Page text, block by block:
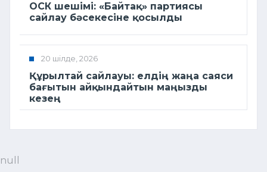
ОСК шешімі: «Байтақ» партиясы
сайлау бәсекесіне қосылды
20 шілде, 2026
Құрылтай сайлауы: елдің жаңа саяси
бағытын айқындайтын маңызды
кезең
null